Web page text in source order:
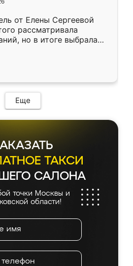
от Елены Сергеевой
рассматривала
но в итоге выбрала
условия, потом
всё спокойно объяснил
в срок, с
на свое место без
Качеством осталась
так, как и ожидала.
Еще
ТАКСИ
САЛОНА
точки Москвы и
области!